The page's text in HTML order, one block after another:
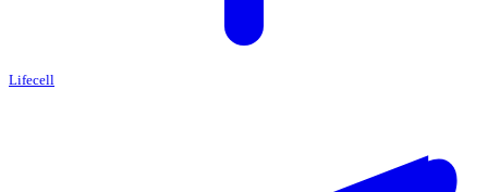
Lifecell